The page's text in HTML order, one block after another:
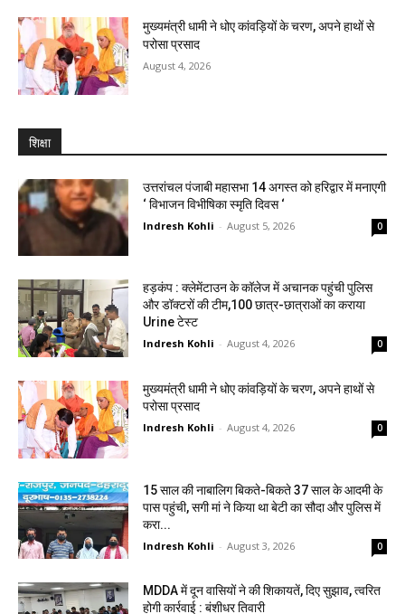
मुख्यमंत्री धामी ने धोए कांवड़ियों के चरण, अपने हाथों से
परोसा प्रसाद
August 4, 2026
शिक्षा
उत्तरांचल पंजाबी महासभा 14 अगस्त को हरिद्वार में मनाएगी
‘ विभाजन विभीषिका स्मृति दिवस ‘
Indresh Kohli - August 5, 2026 0
हड़कंप : क्लेमेंटाउन के कॉलेज में अचानक पहुंची पुलिस
और डॉक्टरों की टीम,100 छात्र-छात्राओं का कराया
Urine टेस्ट
Indresh Kohli - August 4, 2026 0
मुख्यमंत्री धामी ने धोए कांवड़ियों के चरण, अपने हाथों से
परोसा प्रसाद
Indresh Kohli - August 4, 2026 0
15 साल की नाबालिग बिकते-बिकते 37 साल के आदमी के
पास पहुंची, सगी मां ने किया था बेटी का सौदा और पुलिस में
करा...
Indresh Kohli - August 3, 2026 0
MDDA में दून वासियों ने की शिकायतें, दिए सुझाव, त्वरित
होगी कार्रवाई : बंशीधर तिवारी